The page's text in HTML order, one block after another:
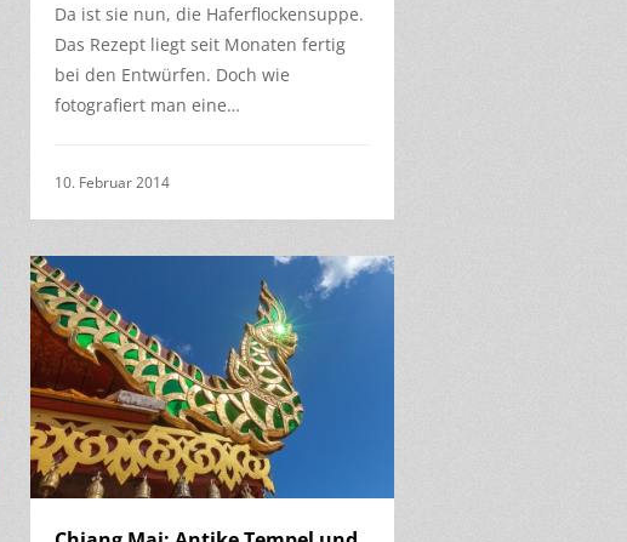
Da ist sie nun, die Haferflockensuppe.
Das Rezept liegt seit Monaten fertig
bei den Entwürfen. Doch wie
fotografiert man eine…
10. Februar 2014